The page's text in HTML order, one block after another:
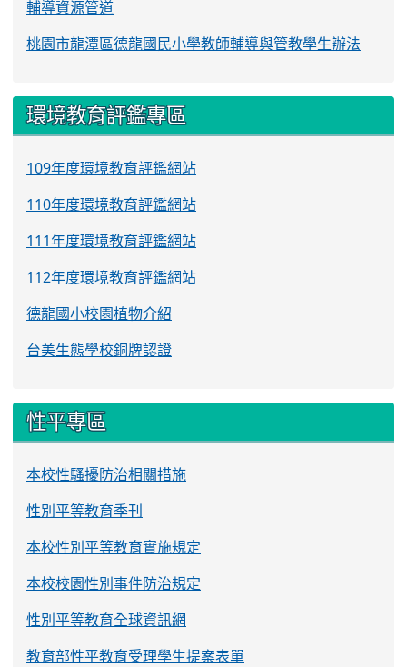
輔導資源管道
桃園市龍潭區德龍國民小學教師輔導與管教學生辦法
環境教育評鑑專區
109年度環境教育評鑑網站
110年度環境教育評鑑網站
111年度環境教育評鑑網站
112年度環境教育評鑑網站
德龍國小校園植物介紹
台美生態學校銅牌認證
性平專區
本校性騷擾防治相關措施
性別平等教育季刊
本校性別平等教育實施規定
本校校園性別事件防治規定
性別平等教育全球資訊網
教育部性平教育受理學生提案表單